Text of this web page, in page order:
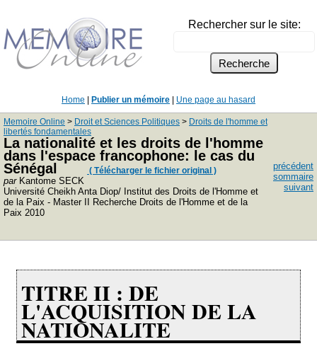
Rechercher sur le site:
Home Publier un mémoire Une page au hasard
Memoire Online > Droit et Sciences Politiques > Droits de l'homme et
libertés fondamentales
La nationalité et les droits de l'homme
dans l'espace francophone: le cas du
Sénégal
( Télécharger le fichier original )
parKantome SECK
Université Cheikh Anta Diop/ Institut des Droits de l'Homme et
de la Paix - Master II Recherche Droits de l'Homme et de la
Paix 2010
précédent
sommaire
suivant
TITRE II : DE
L'ACQUISITION DE LA
NATIONALITE